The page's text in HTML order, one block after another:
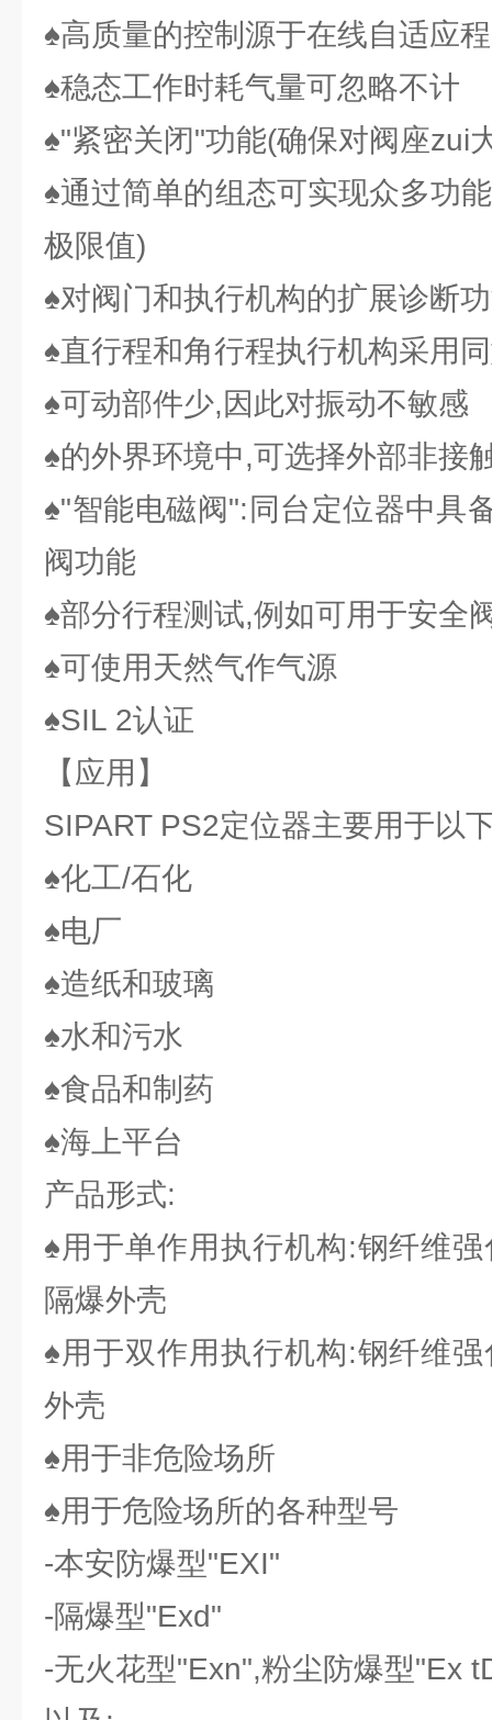
♠高质量的控制源于在线自适应
♠稳态工作时耗气量可忽略不计
♠"紧密关闭"功能(确保对阀座zui
♠通过简单的组态可实现众多功
极限值)
♠对阀门和执行机构的扩展诊断
♠直行程和角行程执行机构采用
♠可动部件少,因此对振动不敏感
♠的外界环境中,可选择外部非接
♠"智能电磁阀":同台定位器中具
阀功能
♠部分行程测试,例如可用于安全
♠可使用天然气作气源
♠SIL 2认证
【应用】
SIPART PS2定位器主要用于以
♠化工/石化
♠电厂
♠造纸和玻璃
♠水和污水
♠食品和制药
♠海上平台
产品形式:
♠用于单作用执行机构:钢纤维
隔爆外壳
♠用于双作用执行机构:钢纤维
外壳
♠用于非危险场所
♠用于危险场所的各种型号
-本安防爆型"EXI"
-隔爆型"Exd"
-无火花型"Exn",粉尘防爆型"Ex